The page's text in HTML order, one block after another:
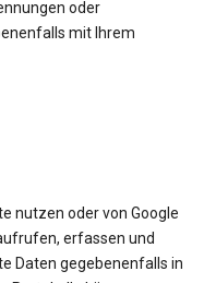
oder
mit Ihrem
nutzen oder von Google
erfassen und
Daten gegebenenfalls in